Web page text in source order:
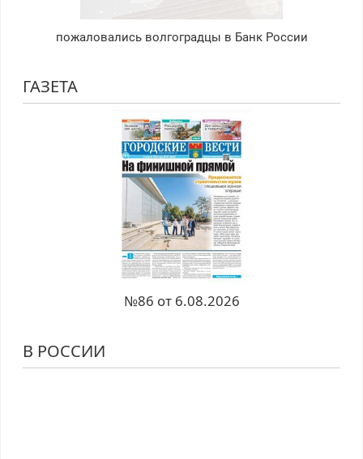
пожаловались волгоградцы в Банк России
ГАЗЕТА
№86 от 6.08.2026
В РОССИИ